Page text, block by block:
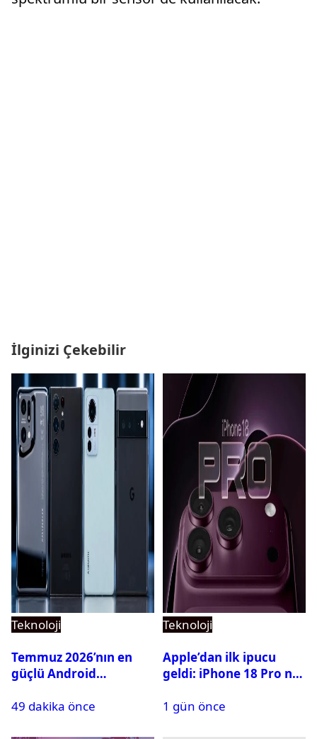
İlginizi Çekebilir
Teknoloji
Temmuz 2026’nın en
güçlü Android
49 dakika önce
Teknoloji
Apple’dan ilk ipucu
geldi: iPhone 18 Pro ne
1 gün önce